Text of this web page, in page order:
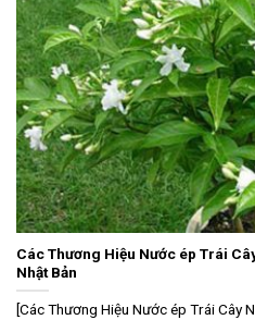
Các Thương Hiệu Nước ép Trái
Nhật Bản
[Các Thương Hiệu Nước ép Trái Cây